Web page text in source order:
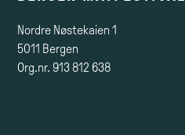
Nordre Nøstekaien 1
5011 Bergen
Org.nr. 913 812 638